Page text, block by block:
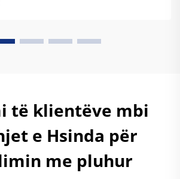
këto lidhje të përhershme të
të klientëve mbi
e Hsinda për
me pluhur